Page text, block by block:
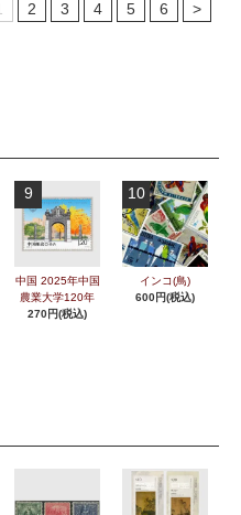
2 3 4 5 6 >
9
中国 2025年中国
農業大学120年
270円(税込)
10
インコ(鳥)
600円(税込)